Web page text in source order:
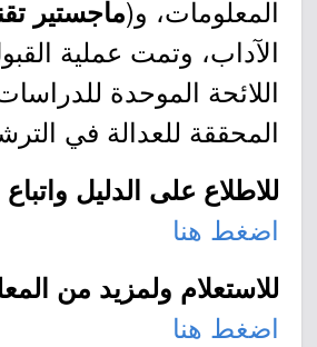
المعلومات، و(ماجستير
الآداب، وتمت عملية
اللائحة الموحدة
المحققة للعدالة في
للاطلاع على الدليل
اضغط هنا
للاستعلام ولمزيد من
اضغط هنا